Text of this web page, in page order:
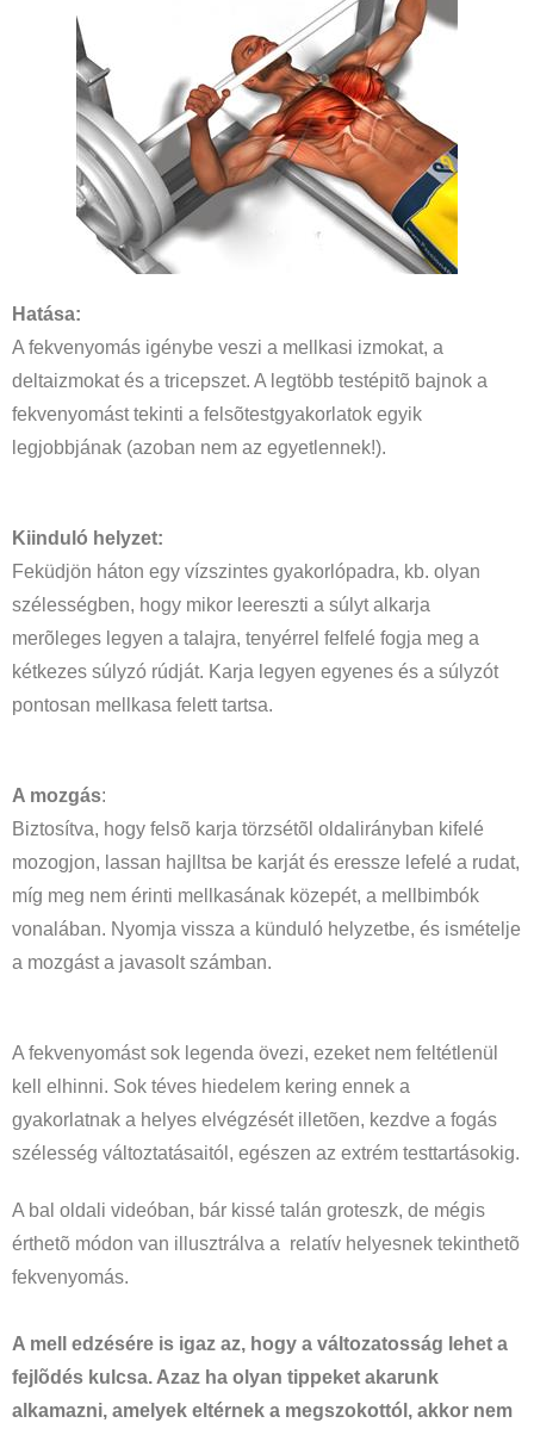
Hatása:
A fekvenyomás igénybe veszi a mellkasi izmokat, a
deltaizmokat és a tricepszet. A legtöbb testépitõ bajnok a
fekvenyomást tekinti a felsõtestgyakorlatok egyik
legjobbjának (azoban nem az egyetlennek!).
Kiinduló helyzet:
Feküdjön háton egy vízszintes gyakorlópadra, kb. olyan
szélességben, hogy mikor leereszti a súlyt alkarja
merõleges legyen a talajra, tenyérrel felfelé fogja meg a
kétkezes súlyzó rúdját. Karja legyen egyenes és a súlyzót
pontosan mellkasa felett tartsa.
A mozgás:
Biztosítva, hogy felsõ karja törzsétõl oldalirányban kifelé
mozogjon, lassan hajlltsa be karját és eressze lefelé a rudat,
míg meg nem érinti mellkasának közepét, a mellbimbók
vonalában. Nyomja vissza a künduló helyzetbe, és ismételje
a mozgást a javasolt számban.
A fekvenyomást sok legenda övezi, ezeket nem feltétlenül
kell elhinni. Sok téves hiedelem kering ennek a
gyakorlatnak a helyes elvégzését illetõen, kezdve a fogás
szélesség változtatásaitól, egészen az extrém testtartásokig.
A bal oldali videóban, bár kissé talán groteszk, de mégis
érthetõ módon van illusztrálva a relatív helyesnek tekinthetõ
fekvenyomás.
A mell edzésére is igaz az, hogy a változatosság lehet a
fejlõdés kulcsa. Azaz ha olyan tippeket akarunk
alkamazni, amelyek eltérnek a megszokottól, akkor nem